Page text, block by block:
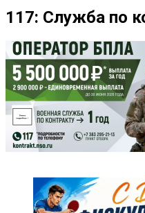
117: Служба по